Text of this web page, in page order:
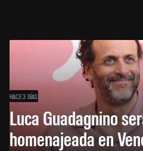
HACE 3 DÍAS
Luca Guadagnino
homenajeada en